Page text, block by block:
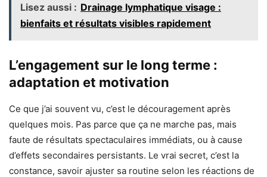
Lisez aussi : Drainage lymphatique visage :
bienfaits et résultats visibles rapidement
L’engagement sur le long terme :
adaptation et motivation
Ce que j’ai souvent vu, c’est le découragement après
quelques mois. Pas parce que ça ne marche pas, mais
faute de résultats spectaculaires immédiats, ou à cause
d’effets secondaires persistants. Le vrai secret, c’est la
constance, savoir ajuster sa routine selon les réactions de